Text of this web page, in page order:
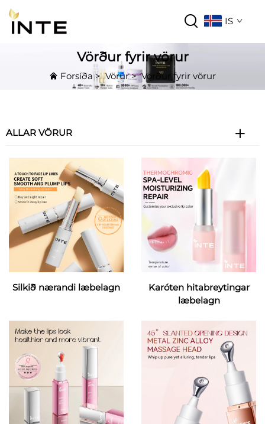
IS
Vörður fyrir vörur
Forsíða>Vörur>Vörður fyrir vörur
ALLAR VÖRUR
Silkið nærandi læbelagn
Karóten hitabreytingar
læbelagn